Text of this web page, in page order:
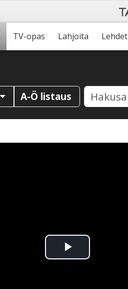
TV-opas Lahjoita Lehdet
A-Ö listaus
Toista